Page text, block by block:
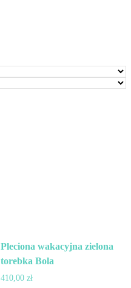
Pleciona wakacyjna zielona
torebka Bola
410,00 zł